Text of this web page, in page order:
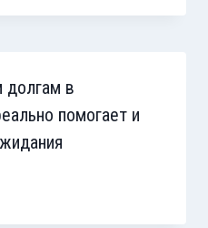
долгам в
помогает и